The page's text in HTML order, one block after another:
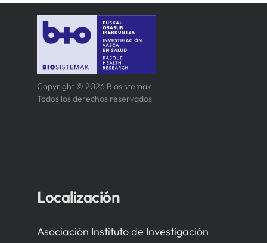
Copyright © 2026 Biosistemak
Todos los derechos reservados
Localización
Asociación Instituto de Investigación